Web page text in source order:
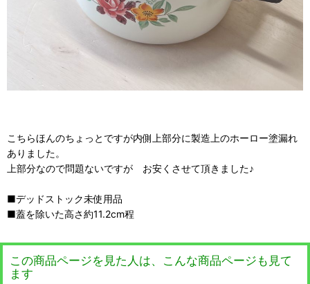
こちらほんのちょっとですが内側上部分に製造上のホーロー塗漏れ
ありました。
上部分なので問題ないですが お安くさせて頂きました♪
■デッドストック未使用品
■蓋を除いた高さ約11.2cm程
この商品ページを見た人は、こんな商品ページも見て
ます